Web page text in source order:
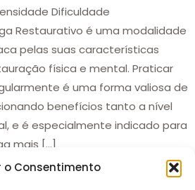
o Consentimento
Dificuldade
Restaurativo é uma modalidade
pelas suas características
física e mental. Praticar
é uma forma valiosa de
benefícios tanto a nível
e é especialmente indicado para
mais […]